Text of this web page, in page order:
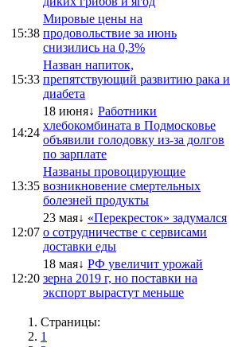
15:38
Мировые цены на
продовольствие за июнь
снизились на 0,3%
15:33
Назван напиток,
препятствующий развитию рака и
диабета
14:24
18 июня↓ Работники
хлебокомбината в Подмосковье
объявили голодовку из-за долгов
по зарплате
13:35
Названы провоцирующие
возникновение смертельных
болезней продукты
12:07
23 мая↓ «Перекресток» задумался
о сотрудничестве с сервисами
доставки еды
12:20
18 мая↓ РФ увеличит урожай
зерна 2019 г, но поставки на
экспорт вырастут меньше
Страницы:
1